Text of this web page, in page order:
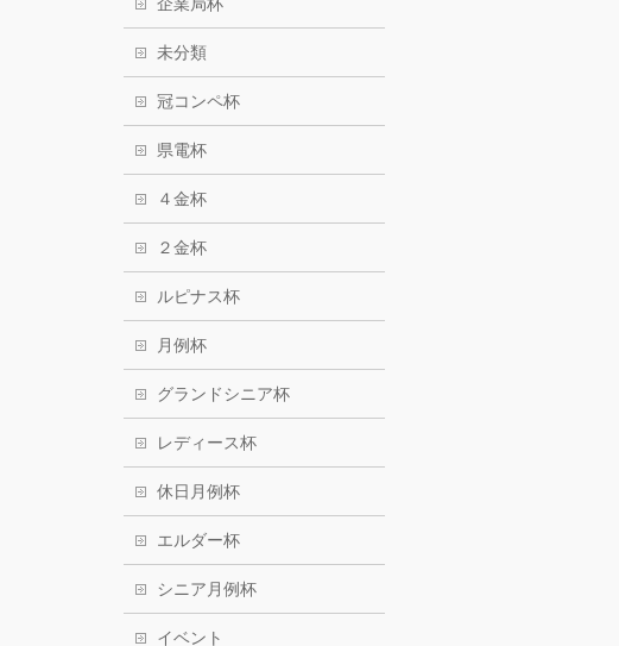
企業局杯
未分類
冠コンペ杯
県電杯
４金杯
２金杯
ルピナス杯
月例杯
グランドシニア杯
レディース杯
休日月例杯
エルダー杯
シニア月例杯
イベント